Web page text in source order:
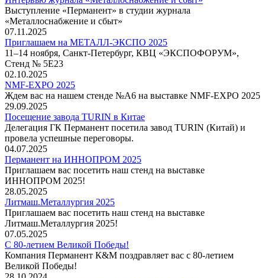
Выступление «Перманент» в студии журнала
«Металлоснабжение и сбыт»
07.11.2025
Приглашаем на МЕТАЛЛ-ЭКСПО 2025
11–14 ноября, Санкт-Петербург, КВЦ «ЭКСПОФОРУМ»,
Стенд № 5Е23
02.10.2025
NMF-EXPO 2025
Ждем вас на нашем стенде №А6 на выставке NMF-EXPO 2025
29.09.2025
Посещение завода TURIN в Китае
Делегация ГК Перманент посетила завод TURIN (Китай) и
провела успешные переговоры.
04.07.2025
Перманент на ИННОПРОМ 2025
Приглашаем вас посетить наш стенд на выставке
ИННОПРОМ 2025!
28.05.2025
Литмаш.Металлургия 2025
Приглашаем вас посетить наш стенд на выставке
Литмаш.Металлургия 2025!
07.05.2025
С 80-летием Великой Победы!
Компания Перманент К&М поздравляет вас с 80-летием
Великой Победы!